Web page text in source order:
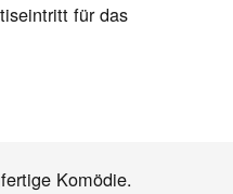
für das
Komödie.